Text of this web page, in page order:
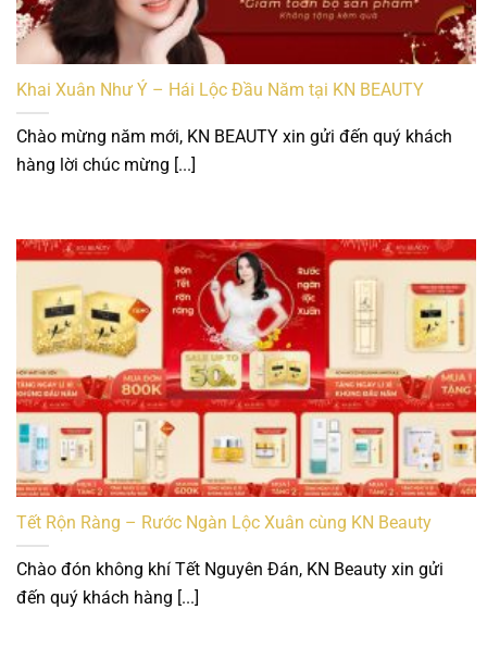
Khai Xuân Như Ý – Hái Lộc Đầu Năm tại KN BEAUTY
Chào mừng năm mới, KN BEAUTY xin gửi đến quý khách
hàng lời chúc mừng [...]
Tết Rộn Ràng – Rước Ngàn Lộc Xuân cùng KN Beauty
Chào đón không khí Tết Nguyên Đán, KN Beauty xin gửi
đến quý khách hàng [...]